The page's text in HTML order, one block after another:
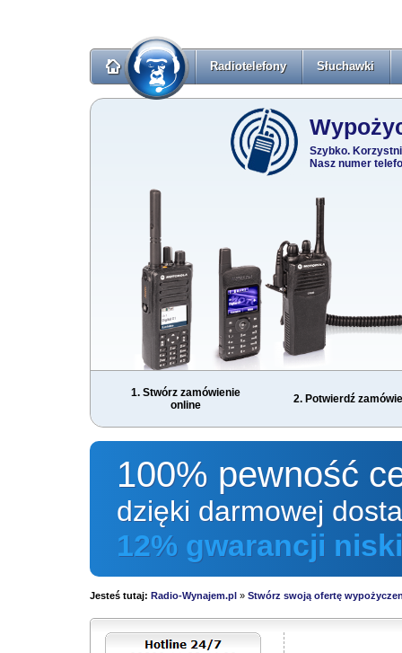
Radiotelefony Słuchawki
Szybko.
Nasz numer
1. Stwórz zamówienie
online
2. Potwierdź
100% pewność
dzięki darmowej
12% gwarancji
Jesteś tutaj: Radio-Wynajem.pl » Stwórz swoją ofertę